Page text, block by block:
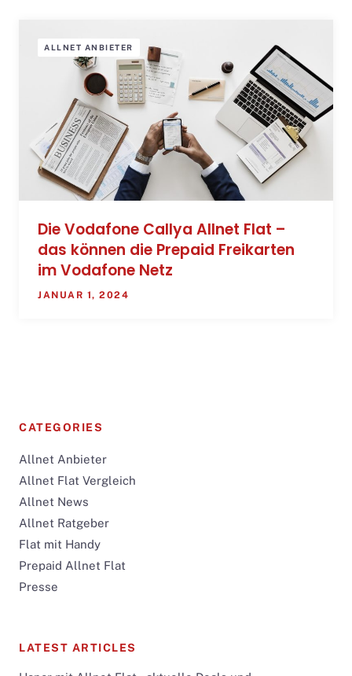
ALLNET ANBIETER
Die Vodafone Callya Allnet Flat –
das können die Prepaid Freikarten
im Vodafone Netz
JANUAR 1, 2024
CATEGORIES
Allnet Anbieter
Allnet Flat Vergleich
Allnet News
Allnet Ratgeber
Flat mit Handy
Prepaid Allnet Flat
Presse
LATEST ARTICLES